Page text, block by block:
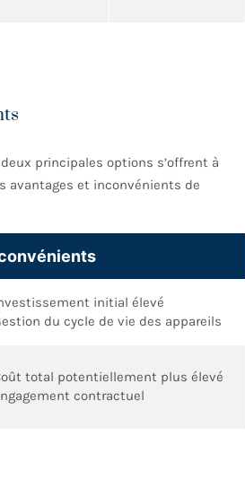
deux principales options s’offrent à
avantages et inconvénients de
initial élevé
du cycle de vie des appareils
total potentiellement plus élevé
contractuel